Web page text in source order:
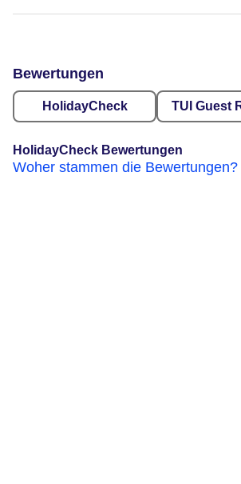
Bewertungen
HolidayCheck TUI Guest
HolidayCheck Bewertungen
Woher stammen die Bewertungen?